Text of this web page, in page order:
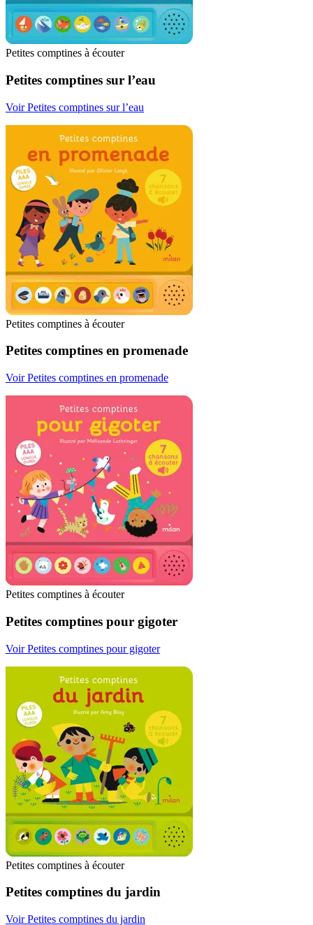
Petites comptines à écouter
Petites comptines sur l’eau
Voir Petites comptines sur l’eau
Petites comptines à écouter
Petites comptines en promenade
Voir Petites comptines en promenade
Petites comptines à écouter
Petites comptines pour gigoter
Voir Petites comptines pour gigoter
Petites comptines à écouter
Petites comptines du jardin
Voir Petites comptines du jardin